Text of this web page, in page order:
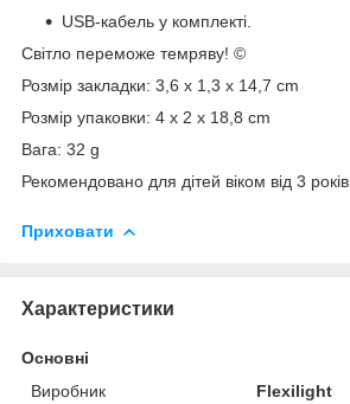
USB-кабель у комплекті.
Світло переможе темряву! ©
Розмір закладки: 3,6 х 1,3 х 14,7 сm
Розмір упаковки: 4 х 2 х 18,8 сm
Вага: 32 g
Рекомендовано для дітей віком від 3 років.
Приховати
Характеристики
Основні
Виробник
Flexilight